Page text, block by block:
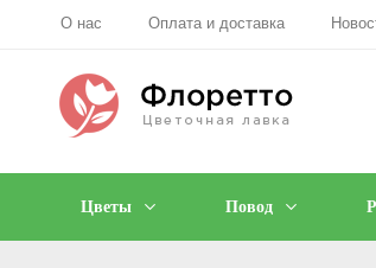
О нас Оплата и доставка
Цветы Повод